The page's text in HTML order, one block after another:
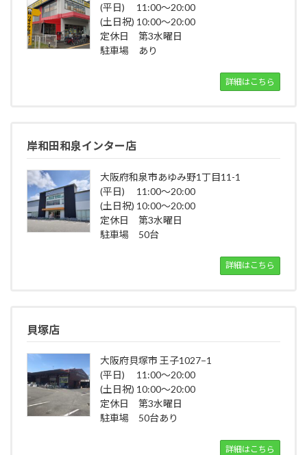
(平日) 11:00～20:00
(土日祝) 10:00～20:00
定休日 第3水曜日
駐車場 あり
詳細はこちら
岸和田和泉インター店
大阪府和泉市あゆみ野1丁目11-1
(平日) 11:00～20:00
(土日祝) 10:00～20:00
定休日 第3水曜日
駐車場 50台
詳細はこちら
貝塚店
大阪府貝塚市 王子1027−1
(平日) 11:00～20:00
(土日祝) 10:00～20:00
定休日 第3水曜日
駐車場 50台あり
詳細はこちら